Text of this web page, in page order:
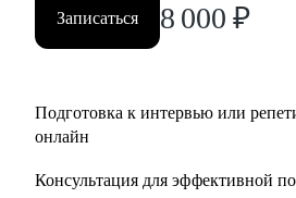
Записаться 8 000 ₽
Подготовка к интервью или
онлайн
Консультация для эффективной